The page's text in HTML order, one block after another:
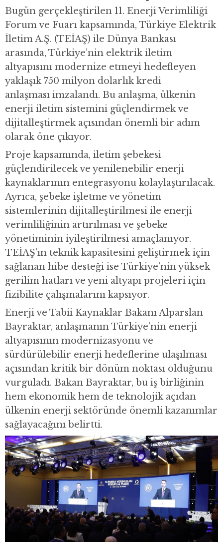
Bugün gerçekleştirilen 11. Enerji Verimliliği
Forum ve Fuarı kapsamında, Türkiye Elektrik
İletim A.Ş. (TEİAŞ) ile Dünya Bankası
arasında, Türkiye’nin elektrik iletim
altyapısını modernize etmeyi hedefleyen
yaklaşık 750 milyon dolarlık kredi
anlaşması imzalandı. Bu anlaşma, ülkenin
enerji iletim sistemini güçlendirmek ve
dijitalleştirmek açısından önemli bir adım
olarak öne çıkıyor.
Proje kapsamında, iletim şebekesi
güçlendirilecek ve yenilenebilir enerji
kaynaklarının entegrasyonu kolaylaştırılacak.
Ayrıca, şebeke işletme ve yönetim
sistemlerinin dijitalleştirilmesi ile enerji
verimliliğinin artırılması ve şebeke
yönetiminin iyileştirilmesi amaçlanıyor.
TEİAŞ’ın teknik kapasitesini geliştirmek için
sağlanan hibe desteği ise Türkiye’nin yüksek
gerilim hatları ve yeni altyapı projeleri için
fizibilite çalışmalarını kapsıyor.
Enerji ve Tabii Kaynaklar Bakanı Alparslan
Bayraktar, anlaşmanın Türkiye’nin enerji
altyapısının modernizasyonu ve
sürdürülebilir enerji hedeflerine ulaşılması
açısından kritik bir dönüm noktası olduğunu
vurguladı. Bakan Bayraktar, bu iş birliğinin
hem ekonomik hem de teknolojik açıdan
ülkenin enerji sektöründe önemli kazanımlar
sağlayacağını belirtti.